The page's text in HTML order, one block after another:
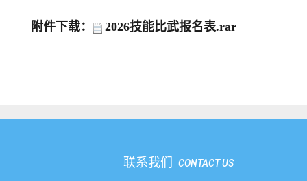
附件下载： 2026技能比武报名表.rar
联系我们 CONTACT US